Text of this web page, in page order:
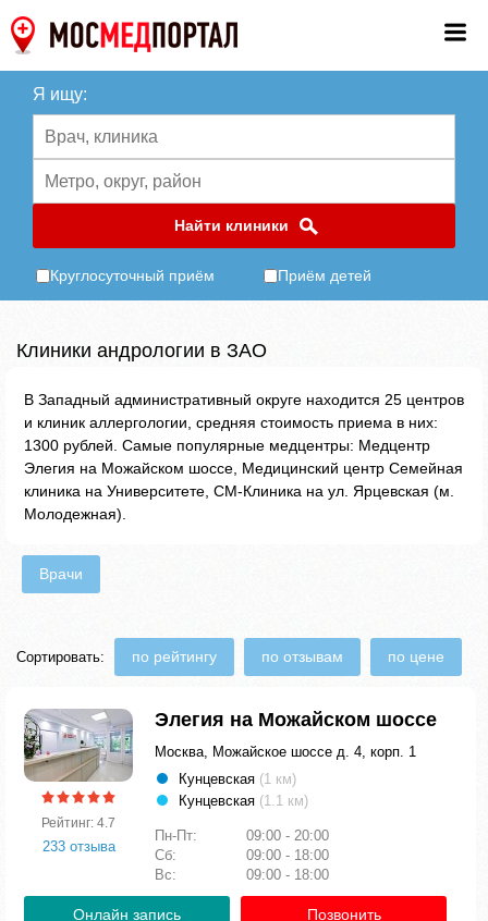
Я ищу:
Найти клиники
Круглосуточный приём Приём детей
Клиники андрологии в ЗАО
В Западный административный округе находится 25 центров
и клиник аллергологии, средняя стоимость приема в них:
1300 рублей. Самые популярные медцентры: Медцентр
Элегия на Можайском шоссе, Медицинский центр Семейная
клиника на Университете, СМ-Клиника на ул. Ярцевская (м.
Молодежная).
Врачи
Сортировать: по рейтингу по отзывам по цене
Рейтинг: 4.7
233 отзыва
Элегия на Можайском шоссе
Москва, Можайское шоссе д. 4, корп. 1
Кунцевская (1 км)
Кунцевская (1.1 км)
Пн-Пт:
09:00 - 20:00
Сб:
09:00 - 18:00
Вс:
09:00 - 18:00
Онлайн запись Позвонить